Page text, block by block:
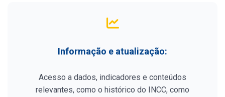
Informação e atualização:
Acesso a dados, indicadores e conteúdos
relevantes, como o histórico do INCC, como